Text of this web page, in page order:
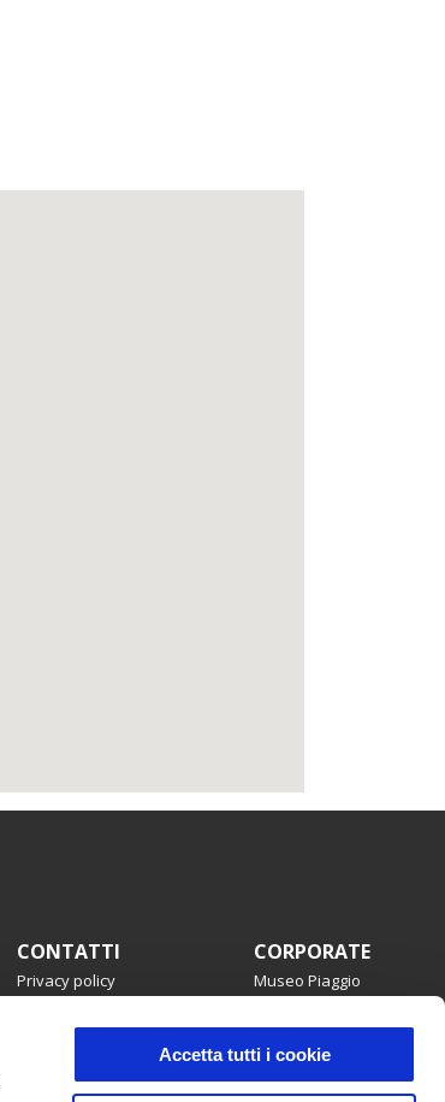
Accetta tutti i cookie
CONTATTI
Privacy policy
Servizio clienti
Campagne di richiamo
CORPORATE
Museo Piaggio
Piaggio Group
Copyright